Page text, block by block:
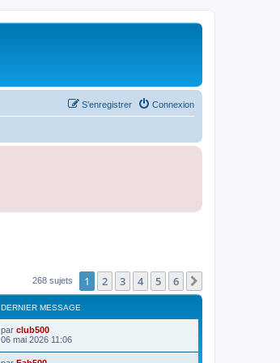
Connexion
S’enregistrer
268 sujets 1 2 3 4 5 6
DERNIER MESSAGE
D
e
par club500
06 mai 2026 11:06